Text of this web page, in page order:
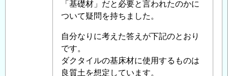
整
正
の
必
要
「基礎材」だと必要と言われたのかに
ついて疑問を持ちました。
自分なりに考えた答えが下記のとおり
です。
ダクタイルの基床材に使用するものは
良質土を想定しています。